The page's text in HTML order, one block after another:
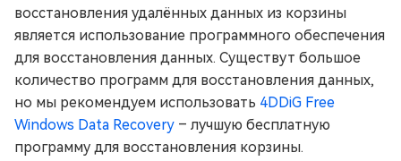
восстановления удалённых данных из корзины
является использование программного обеспечения
для восстановления данных. Существут большое
количество программ для восстановления данных,
но мы рекомендуем использовать 4DDiG Free
Windows Data Recovery – лучшую бесплатную
программу для восстановления корзины.